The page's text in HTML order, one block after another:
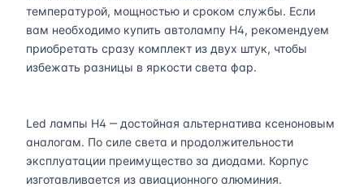
температурой, мощностью и сроком службы. Если
вам необходимо купить автолампу H4, рекомендуем
приобретать сразу комплект из двух штук, чтобы
избежать разницы в яркости света фар.
Led лампы H4 ‒ достойная альтернатива ксеноновым
аналогам. По силе света и продолжительности
эксплуатации преимущество за диодами. Корпус
изготавливается из авиационного алюминия.